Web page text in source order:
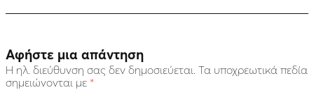
Αφήστε μια απάντηση
Η ηλ. διεύθυνση σας δεν δημοσιεύεται. Τα υποχρεωτικά πεδία
σημειώνονται με *